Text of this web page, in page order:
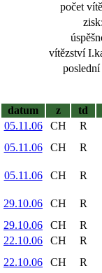
počet
zisk:
vítězství
poslední
datum
z td
05.11.06
CH R
05.11.06
CH R
05.11.06 CH R
29.10.06 CH R
29.10.06
CH R
22.10.06
CH R
22.10.06
CH R